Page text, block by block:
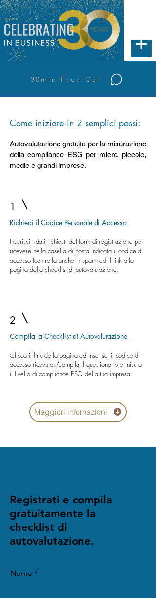
30min Free Call
Come iniziare in 2 semplici passi:
Autovalutazione gratuita per la misurazione
della compliance ESG per micro, piccole,
medie e grandi imprese.
1
Richiedi il Codice Personale di Accesso
Inserisci i dati richiesti del form di registrazione per
ricevere nella casella di posta indicata il codice di
accesso (controlla anche in spam) ed il link alla
pagina della checklist di autovalutazione.
2
Compila la Checklist di Autovalutazione
Clicca il link della pagina ed inserisci il codice di
accesso ricevuto. Compila il questionario e misura
il livello di compliance ESG della tua impresa.
Maggiori infomazioni
Registrati e compila
gratuitamente la
checklist di
autovalutazione.
Nome